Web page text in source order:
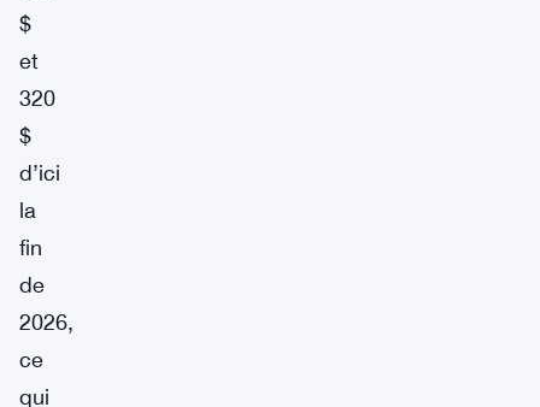
$
et
320
$
d’ici
la
fin
de
2026,
ce
qui